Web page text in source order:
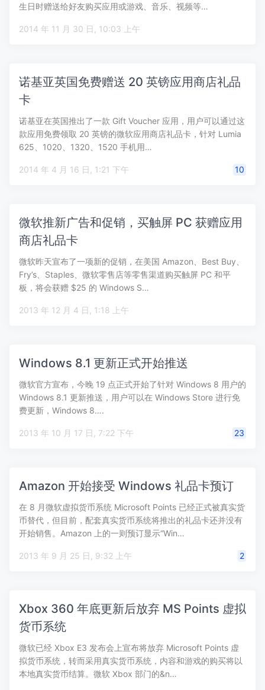
生日时赠送给好友购买应用或游戏、音乐、视频等…
2014 年 11 月 30 日, 10:03 上午
诺基亚英国免费赠送 20 英镑应用商店礼品
卡
诺基亚在英国推出了一款 Gift Voucher 应用，用户可以通过这
款应用免费领取 20 英镑的微软应用商店礼品卡，针对 Lumia
625、1020、1320、1520 手机用…
2014 年 4 月 16 日, 1:21 下午 10
微软推新广告和促销，买触屏 PC 获赠应用
商店礼品卡
微软昨天宣布了一项新的促销，在美国 Amazon、Best Buy、
Fry’s、Staples、微软零售店等零售渠道购买触屏 PC 和平
板，将会获赠 $25 的 Windows S…
2013 年 12 月 4 日, 1:18 上午
Windows 8.1 更新正式开始推送
微软官方宣布，今晚 19 点正式开始了针对 Windows 8 用户的
Windows 8.1 更新推送，用户可以在 Windows Store 进行免
费更新，Windows 8….
2013 年 10 月 17 日, 7:22 下午 23
Amazon 开始接受 Windows 礼品卡预订
在 8 月微软虚拟货币系统 Microsoft Points 已经正式被真实货
币替代，但目前，配套真实货币系统将推出的礼品卡还并没有
开始销售。Amazon 上的一则预订显示“Win…
2013 年 9 月 25 日, 9:32 上午 2
Xbox 360 年底更新后放弃 MS Points 虚拟
货币系统
微软已经 Xbox E3 发布会上宣布将放弃 Microsoft Points 虚
拟货币系统，转而采用真实货币系统，内容和游戏的购买将以
本地真实货币结算。微软 Xbox 部门的&n…